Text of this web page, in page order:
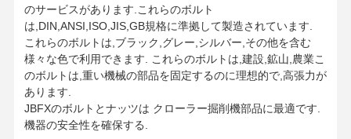
のサービスがあります.これらのボルト
は,DIN,ANSI,ISO,JIS,GB規格に準拠して製造されています.
これらのボルトは,ブラック,グレー,シルバー,その他を含む
様々な色で利用できます. これらのボルトは,建設,鉱山,農業こ
のボルトは,重い機械の部品を固定するのに理想的で,高張力が
あります.
JBFXのボルトとナッツは クローラー掘削機部品に最適です.
機器の安全性を確保する.